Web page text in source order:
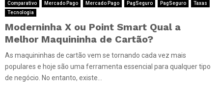
Comparativo Mercado Pago Mercado Pago PagSeguro PagSeguro
Taxas
Tecnologia
Moderninha X ou Point Smart Qual a
Melhor Maquininha de Cartão?
As maquininhas de cartão vem se tornando cada vez mais
populares e hoje são uma ferramenta essencial para qualquer tipo
de negócio. No entanto, existe...